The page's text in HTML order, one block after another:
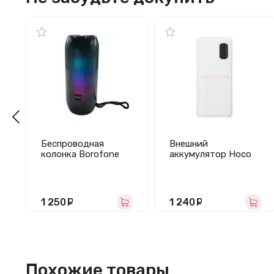
Беспроводная
колонка Borofone
1 250 руб.
Внешний
аккумулятор Hoco
1 240 руб.
Похожие товары